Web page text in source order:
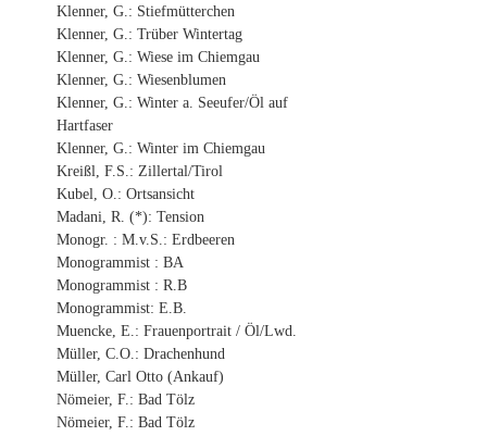
Klenner, G.: Stiefmütterchen
Klenner, G.: Trüber Wintertag
Klenner, G.: Wiese im Chiemgau
Klenner, G.: Wiesenblumen
Klenner, G.: Winter a. Seeufer/Öl auf
Hartfaser
Klenner, G.: Winter im Chiemgau
Kreißl, F.S.: Zillertal/Tirol
Kubel, O.: Ortsansicht
Madani, R. (*): Tension
Monogr. : M.v.S.: Erdbeeren
Monogrammist : BA
Monogrammist : R.B
Monogrammist: E.B.
Muencke, E.: Frauenportrait / Öl/Lwd.
Müller, C.O.: Drachenhund
Müller, Carl Otto (Ankauf)
Nömeier, F.: Bad Tölz
Nömeier, F.: Bad Tölz